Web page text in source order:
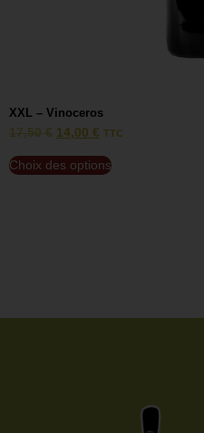
XXL – Vinoceros
17,50€ 14,00 € TTC
Choix des options